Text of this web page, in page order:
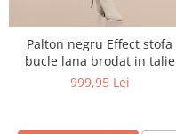
Palton negru Effect stofa
bucle lana brodat in talie
999,95 Lei